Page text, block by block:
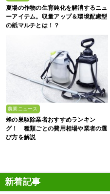
夏場の作物の生育鈍化を解消するニュ
ーアイテム。収量アップ＆環境配慮型
の紙マルチとは！？
農業ニュース
蜂の巣駆除業者おすすめランキン
グ！ 種類ごとの費用相場や業者の選
び方を解説
新着記事